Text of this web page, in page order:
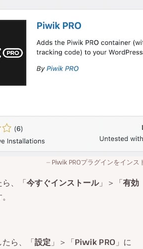
Piwik PROプラグインをインス
、「今すぐインストール」＞「有効
ら、「設定 」＞「Piwik PRO 」に